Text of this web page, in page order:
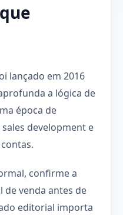
lançado em 2016
a lógica de
época de
development e
confirme a
de venda antes de
editorial importa